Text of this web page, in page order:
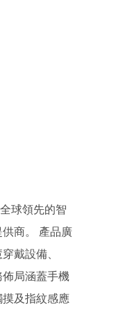
球領先的智
商。 產品廣
戴設備、
局涵蓋手機
及指紋感應